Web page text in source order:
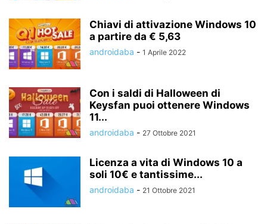
Chiavi di attivazione Windows 10
a partire da € 5,63
androidaba - 1 Aprile 2022
Con i saldi di Halloween di
Keysfan puoi ottenere Windows
11...
androidaba - 27 Ottobre 2021
Licenza a vita di Windows 10 a
soli 10€ e tantissime...
androidaba - 21 Ottobre 2021